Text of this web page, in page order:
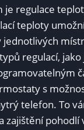
je regulace
teploty
regulací, jako
s
telefon. To
zajištění pohodlí